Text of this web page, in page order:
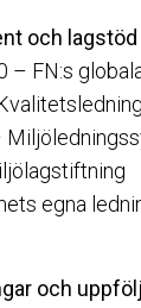
och lagstöd
– FN:s
egna
och